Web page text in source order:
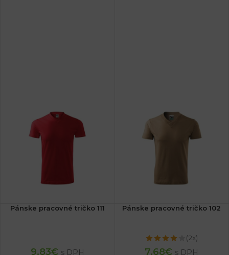
Pánske pracovné tričko 111
9.83€ s DPH
Pánske pracovné tričko 102
(2x)
7.68€ s DPH